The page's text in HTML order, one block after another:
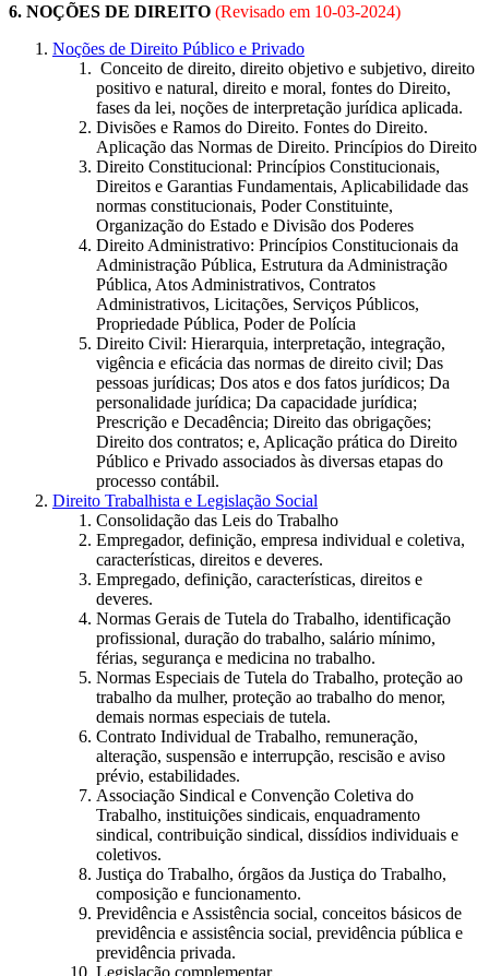
6. NOÇÕES DE DIREITO (Revisado em 10-03-2024)
Noções de Direito Público e Privado
Conceito de direito, direito objetivo e subjetivo, direito
positivo e natural, direito e moral, fontes do Direito,
fases da lei, noções de interpretação jurídica aplicada.
Divisões e Ramos do Direito. Fontes do Direito.
Aplicação das Normas de Direito. Princípios do Direito
Direito Constitucional: Princípios Constitucionais,
Direitos e Garantias Fundamentais, Aplicabilidade das
normas constitucionais, Poder Constituinte,
Organização do Estado e Divisão dos Poderes
Direito Administrativo: Princípios Constitucionais da
Administração Pública, Estrutura da Administração
Pública, Atos Administrativos, Contratos
Administrativos, Licitações, Serviços Públicos,
Propriedade Pública, Poder de Polícia
Direito Civil: Hierarquia, interpretação, integração,
vigência e eficácia das normas de direito civil; Das
pessoas jurídicas; Dos atos e dos fatos jurídicos; Da
personalidade jurídica; Da capacidade jurídica;
Prescrição e Decadência; Direito das obrigações;
Direito dos contratos; e, Aplicação prática do Direito
Público e Privado associados às diversas etapas do
processo contábil.
Direito Trabalhista e Legislação Social
Consolidação das Leis do Trabalho
Empregador, definição, empresa individual e coletiva,
características, direitos e deveres.
Empregado, definição, características, direitos e
deveres.
Normas Gerais de Tutela do Trabalho, identificação
profissional, duração do trabalho, salário mínimo,
férias, segurança e medicina no trabalho.
Normas Especiais de Tutela do Trabalho, proteção ao
trabalho da mulher, proteção ao trabalho do menor,
demais normas especiais de tutela.
Contrato Individual de Trabalho, remuneração,
alteração, suspensão e interrupção, rescisão e aviso
prévio, estabilidades.
Associação Sindical e Convenção Coletiva do
Trabalho, instituições sindicais, enquadramento
sindical, contribuição sindical, dissídios individuais e
coletivos.
Justiça do Trabalho, órgãos da Justiça do Trabalho,
composição e funcionamento.
Previdência e Assistência social, conceitos básicos de
previdência e assistência social, previdência pública e
previdência privada.
Legislação complementar.